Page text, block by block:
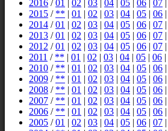
2016 /01 | 02 | 03 | 04 | 05 | 06 | 07 |
2015 / ** | 01 | 02 | 03 | 04 | 05 | 06 |
2014 /01 | 02 | 03 | 04 | 05 | 06 | 07 |
2013 /01 | 02 | 03 | 04 | 05 | 06 | 07 |
2012 /01 | 02 | 03 | 04 | 05 | 06 | 07 |
2011 / ** | 01 | 02 | 03 | 04 | 05 | 06 |
2010 / ** | 01 | 02 | 03 | 04 | 05 | 06 |
2009 / ** | 01 | 02 | 03 | 04 | 05 | 06 |
2008 / ** | 01 | 02 | 03 | 04 | 05 | 06 |
2007 / ** | 01 | 02 | 03 | 04 | 05 | 06 |
2006 / ** | 01 | 02 | 03 | 04 | 05 | 06 |
2005 /01 | 02 | 03 | 04 | 05 | 06 | 07 |